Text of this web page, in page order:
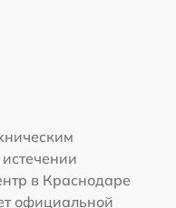
в Краснодаре
официальной